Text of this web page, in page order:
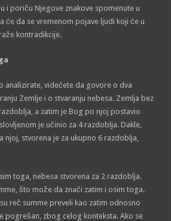
i poriču Njegove znakove spomenute u
će da se vremenom pojave ljudi koji će u
kontradikcije.
analizirate, videćete da govore o dva
Zemlje i o stvaranju nebesa. Zemlja bez
a zatim je Bog po njoj postavio
je učinio za 4 razdoblja. Dakle,
njoj, stvorena je za ukupno 6 razdoblja,
toga, nebesa stvorena za 2 razdoblja.
što može da znači zatim i osim toga.
reč summe preveli kao zatim odnosno
pogrešan, zbog celog konteksta. Ako se